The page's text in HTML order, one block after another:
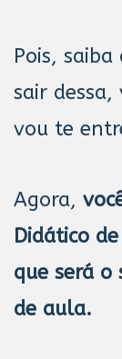
Pois,
sair dessa,
vou te
Agora,
Didático
que será o
de aula.